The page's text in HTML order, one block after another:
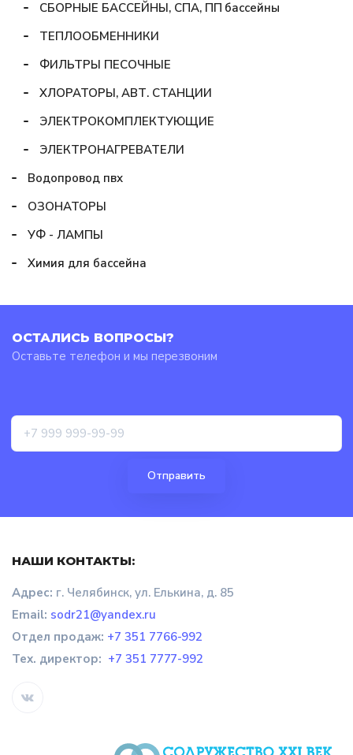
СБОРНЫЕ БАССЕЙНЫ, СПА, ПП бассейны
ТЕПЛООБМЕННИКИ
ФИЛЬТРЫ ПЕСОЧНЫЕ
ХЛОРАТОРЫ, АВТ. СТАНЦИИ
ЭЛЕКТРОКОМПЛЕКТУЮЩИЕ
ЭЛЕКТРОНАГРЕВАТЕЛИ
Водопровод пвх
ОЗОНАТОРЫ
УФ - ЛАМПЫ
Химия для бассейна
ОСТАЛИСЬ ВОПРОСЫ?
Оставьте телефон и мы перезвоним
НАШИ КОНТАКТЫ:
Адрес: г. Челябинск, ул. Елькина, д. 85
Email: sodr21@yandex.ru
Отдел продаж: +7 351 7766-992
Тех. директор: +7 351 7777-992